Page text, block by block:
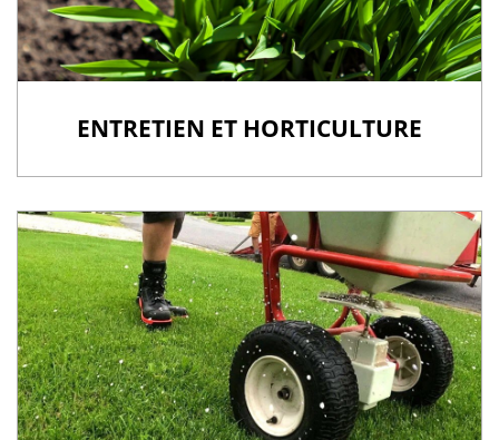
ENTRETIEN ET HORTICULTURE